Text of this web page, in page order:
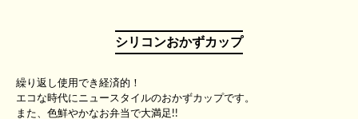
シリコンおかずカップ
繰り返し使用でき経済的！
エコな時代にニュースタイルのおかずカップです。
また、色鮮やかなお弁当で大満足!!